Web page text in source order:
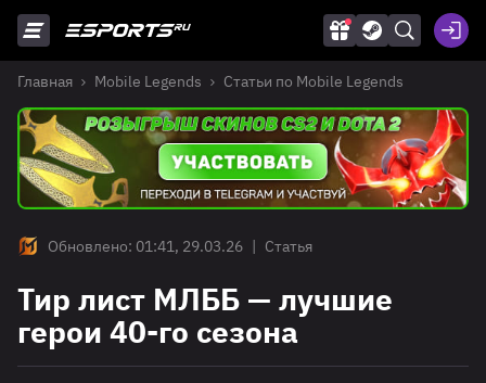
Главная Mobile Legends Статьи по Mobile Legends
Обновлено: 01:41, 29.03.26 | Статья
Тир лист МЛББ — лучшие
герои 40-го сезона